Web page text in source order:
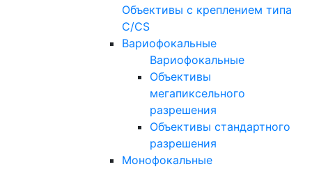
Объективы с креплением типа
C/CS
Вариофокальные
Вариофокальные
Объективы
мегапиксельного
разрешения
Объективы стандартного
разрешения
Монофокальные